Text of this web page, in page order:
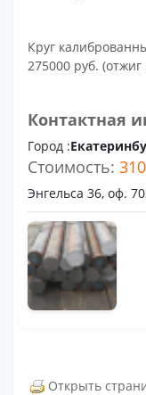
Круг
275000 руб.
Контактная
Город :
Стоимость:
Энгельса 36, оф.
Открыть